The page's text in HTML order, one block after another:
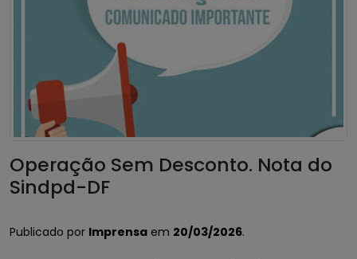
Operação Sem Desconto. Nota do
Sindpd-DF
Publicado por Imprensa em 20/03/2026.